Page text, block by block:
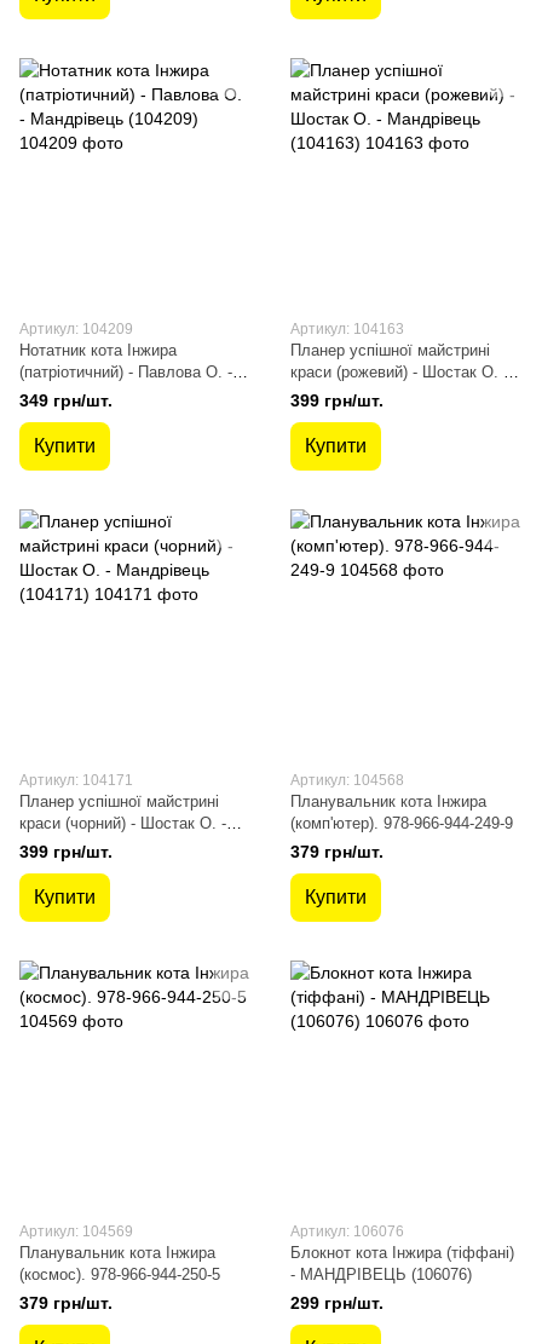
Артикул: 104209
Нотатник кота Інжира
(патріотичний) - Павлова О. -
Мандрівець (104209)
349 грн/шт.
Купити
Артикул: 104163
Планер успішної майстрині
краси (рожевий) - Шостак О. -
Мандрівець (104163)
399 грн/шт.
Купити
Артикул: 104171
Планер успішної майстрині
краси (чорний) - Шостак О. -
Мандрівець (104171)
399 грн/шт.
Купити
Артикул: 104568
Планувальник кота Інжира
(комп'ютер). 978-966-944-249-9
379 грн/шт.
Купити
Артикул: 104569
Планувальник кота Інжира
(космос). 978-966-944-250-5
379 грн/шт.
Артикул: 106076
Блокнот кота Інжира (тіффані)
- МАНДРІВЕЦЬ (106076)
299 грн/шт.